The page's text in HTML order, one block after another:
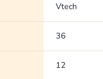
Vtech
36
12